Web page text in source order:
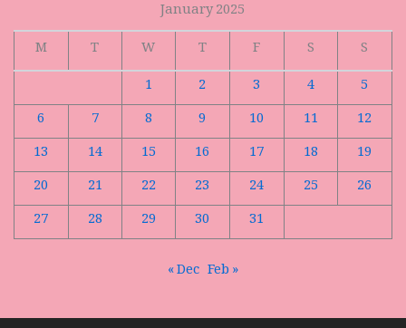
January 2025
M
T W T F S
S
1
2 3 4
5
6
7 8 9 10 11
12
13
14 15 16 17 18
19
20
21 22 23 24 25
26
27
28 29 30 31
« Dec Feb »